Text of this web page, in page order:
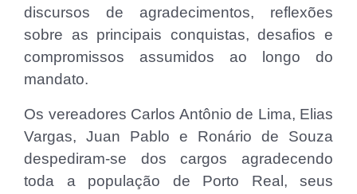
discursos de agradecimentos, reflexões
sobre as principais conquistas, desafios e
compromissos assumidos ao longo do
mandato.
Os vereadores Carlos Antônio de Lima, Elias
Vargas, Juan Pablo e Ronário de Souza
despediram-se dos cargos agradecendo
toda a população de Porto Real, seus